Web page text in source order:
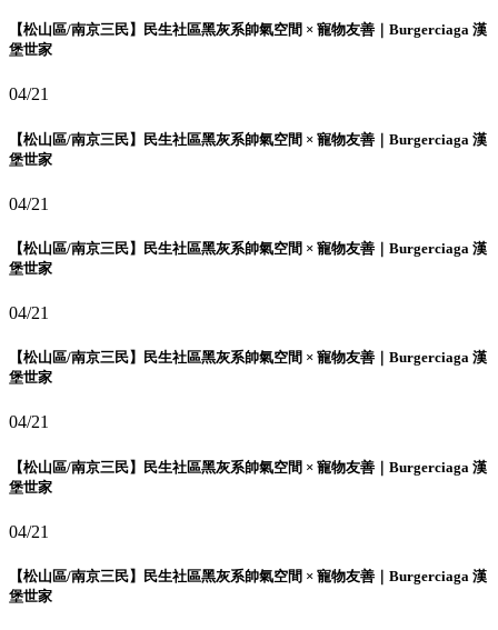
【松山區/南京三民】民生社區黑灰系帥氣空間 × 寵物友善｜Burgerciaga 漢
堡世家
04/21
【松山區/南京三民】民生社區黑灰系帥氣空間 × 寵物友善｜Burgerciaga 漢
堡世家
04/21
【松山區/南京三民】民生社區黑灰系帥氣空間 × 寵物友善｜Burgerciaga 漢
堡世家
04/21
【松山區/南京三民】民生社區黑灰系帥氣空間 × 寵物友善｜Burgerciaga 漢
堡世家
04/21
【松山區/南京三民】民生社區黑灰系帥氣空間 × 寵物友善｜Burgerciaga 漢
堡世家
04/21
【松山區/南京三民】民生社區黑灰系帥氣空間 × 寵物友善｜Burgerciaga 漢
堡世家